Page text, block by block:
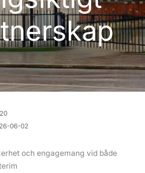
06-02
och engagemang vid både